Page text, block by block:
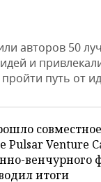
ПФО
авторов 50
и
пройти путь от
совместное
Pulsar Venture
венчурного
итоги